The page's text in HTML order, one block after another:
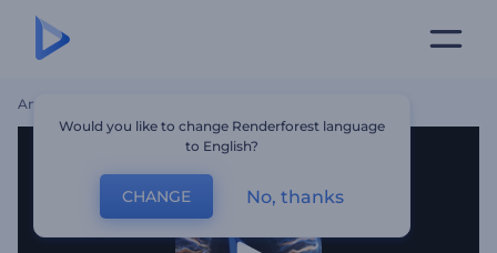
Ana Sayfa
Would you like to change Renderforest language
to English?
CHANGE No, thanks